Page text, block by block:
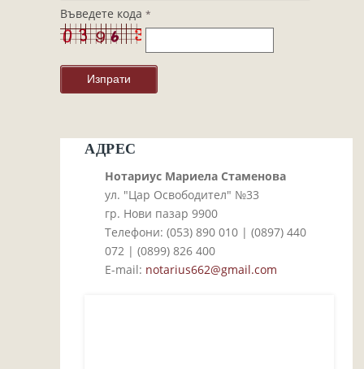
ТАКСИ
ПОЛЕЗНА ИНФОРМАЦИЯ
КОНТАКТИ
Въведете кода *
АДРЕС
Нотариус Мариела Стаменова
ул. "Цар Освободител" №33
гр. Нови пазар 9900
Телефони: (053)­ 890 010 | (0897)­ 440
072 | (0899)­ 826 400
E-mail: notarius662@gmail.com